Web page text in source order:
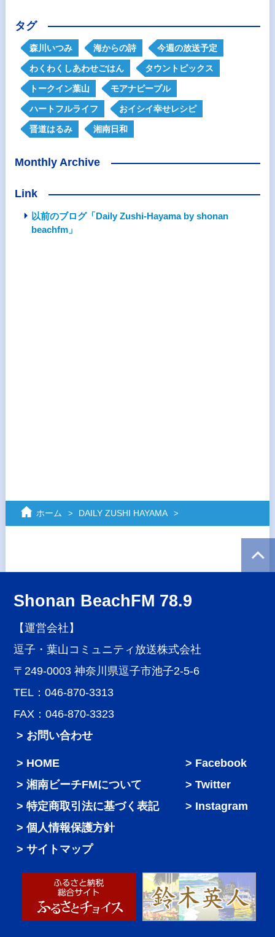
タグ
森川いつみ 海からの詩 今週の放送予定
わくわくしあわせごはん タウントピックス
トークイン葉山 モアナピープル
ハートフルライフ おイシイ幸せレシピ
晋道はるみ 湘南日和
Monthly Archive
Link
以前のブログ「Daily Zushi-Hayama by shonan
beachfm」
ホーム DAILY ZUSHI HAYAMA
Shonan BeachFM 78.9
【運営会社】
逗子・葉山コミュニティ放送株式会社
〒249-0003 神奈川県逗子市池子2-5-6
TEL：046-870-3313
FAX：046-870-3323
> お問い合わせ
HOME
湘南ビーチFMについて
特定商取引法に基づく表記
個人情報保護方針
サイトマップ
Facebook
Twitter
Instagram